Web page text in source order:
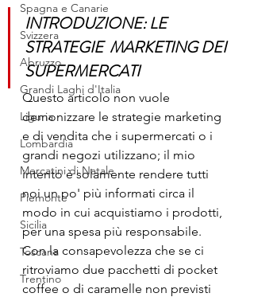
Spagna e Canarie
Svizzera
Abruzzo
Grandi Laghi d'Italia
Liguria
Lombardia
Mercatini di Natale
Piemonte
Sicilia
Toscana
Trentino
INTRODUZIONE: LE
STRATEGIE  MARKETING DEI
SUPERMERCATI
Questo articolo non vuole
demonizzare le strategie marketing
e di vendita che i supermercati o i
grandi negozi utilizzano; il mio
intento è solamente rendere tutti
noi un po' più informati circa il
modo in cui acquistiamo i prodotti,
per una spesa più responsabile.
Con la consapevolezza che se ci
ritroviamo due pacchetti di pocket
coffee o di caramelle non previsti